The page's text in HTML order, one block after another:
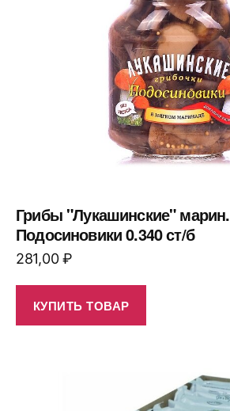
Грибы "Лукашинские" марин.
Подосиновики 0.340 ст/б
281,00₽
КУПИТЬ ТОВАР